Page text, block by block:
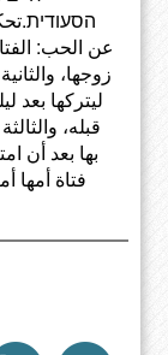
عن الحب:
زوجها،
ليتركها بعد
قبله،
بها بعد أن
فتاة أمها